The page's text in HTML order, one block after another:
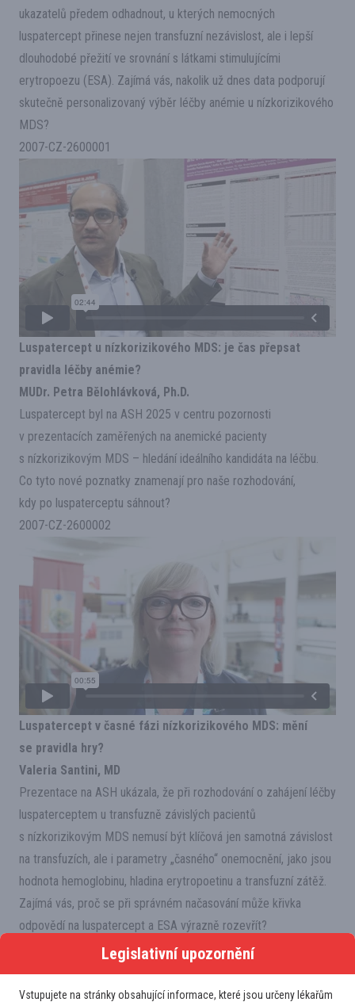
ukazatelů předem odhadnout, u kterých nemocných
luspatercept přinese nejen transfuzní nezávislost, ale i lepší
dlouhodobé přežití ve srovnání s látkami stimulujícími
erytropoezu (ESA). Zajímá vás, nakolik už dnes data podporují
skutečně personalizovaný výběr léčby anémie u nízkorizikového
MDS?
2007-CZ-2600001
Luspatercept u nízkorizikového MDS: je čas přepsat
pravidla léčby anémie?
MUDr. Petra Bělohlávková, Ph.D.
Luspatercept byl na ASH 2025 v centru pozornosti
v prezentacích zaměřených na anemické pacienty
s nízkorizikovým MDS – hledání ideálního kandidáta na léčbu.
Co tyto nové poznatky znamenají pro naše rozhodování,
kdy po luspaterceptu sáhnout?
2007-CZ-2600002
Luspatercept v časné fázi nízkorizikového MDS: mění
se pravidla hry?
Valeria Santini, MD
Prezentace na ASH ukázala, že při rozhodování o zahájení léčby
luspaterceptem u transfuzně závislých pacientů
s nízkorizikovým MDS nemusí být klíčová jen samotná závislost
na transfuzích, ale i parametry „časného“ onemocnění, jako jsou
hodnota hemoglobinu, hladina erytropoetinu a transfuzní zátěž.
Zajímá vás, proč se při správném načasování může křivka
odpovědí na luspatercept a ESA výrazně rozevřít?
2007-CZ-2600003Legislativní upozornění
Vstupujete na stránky obsahující informace, které jsou určeny lékařům